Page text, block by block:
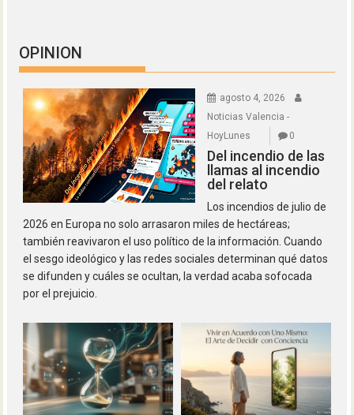
OPINION
agosto 4, 2026
Noticias Valencia -
HoyLunes
0
Del incendio de las
llamas al incendio
del relato
Los incendios de julio de
2026 en Europa no solo arrasaron miles de hectáreas;
también reavivaron el uso político de la información. Cuando
el sesgo ideológico y las redes sociales determinan qué datos
se difunden y cuáles se ocultan, la verdad acaba sofocada
por el prejuicio.